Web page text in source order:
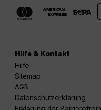
Hilfe & Kontakt
Hilfe
Sitemap
AGB
Datenschutzerklärung
Erklärung der